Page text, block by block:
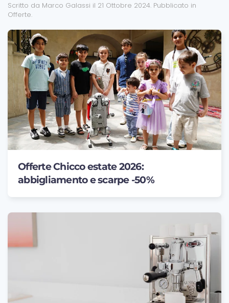
Scritto da Marco Galassi il 21 Ottobre 2024. Pubblicato in
Offerte.
Offerte Chicco estate 2026:
abbigliamento e scarpe -50%